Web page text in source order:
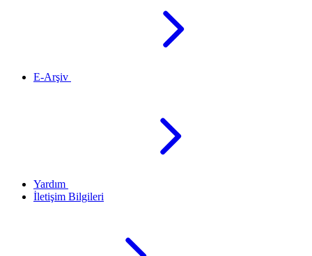
E-Arşiv
Yardım
İletişim Bilgileri